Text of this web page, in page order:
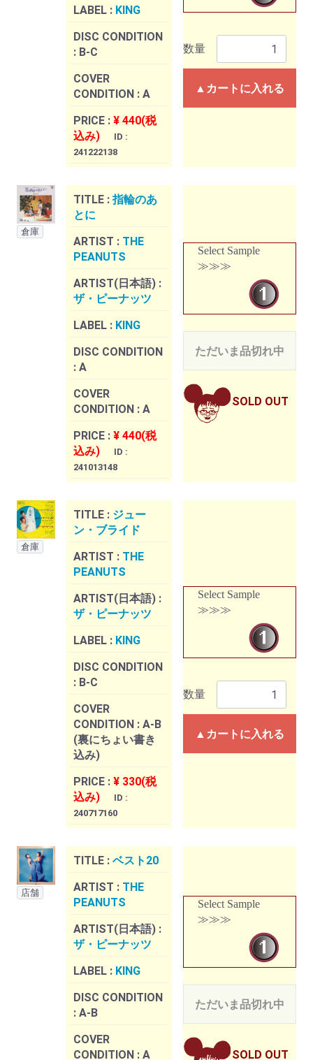
LABEL : KING
DISC CONDITION
: B-C
COVER
CONDITION : A
PRICE : ¥ 440(税
込み)
ID :
241222138
数量
▲カートに入れる
倉庫
TITLE :指輪のあ
とに
ARTIST : THE
PEANUTS
ARTIST(日本語) :
ザ・ピーナッツ
LABEL : KING
DISC CONDITION
: A
COVER
CONDITION : A
PRICE : ¥ 440(税
込み)
ID :
241013148
Select Sample
≫≫≫
ただいま品切れ中
SOLD OUT
倉庫
TITLE : ジュー
ン・ブライド
ARTIST : THE
PEANUTS
ARTIST(日本語) :
ザ・ピーナッツ
LABEL : KING
DISC CONDITION
: B-C
COVER
CONDITION : A-B
(裏にちょい書き
込み)
PRICE : ¥ 330(税
込み)
ID :
240717160
Select Sample
≫≫≫
数量
▲カートに入れる
店舗
TITLE : ベスト20
ARTIST : THE
PEANUTS
ARTIST(日本語) :
ザ・ピーナッツ
LABEL : KING
DISC CONDITION
: A-B
COVER
CONDITION : A
Select Sample
≫≫≫
ただいま品切れ中
SOLD OUT